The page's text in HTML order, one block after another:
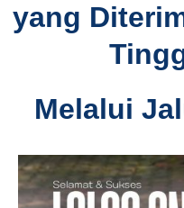
yang
Melalui